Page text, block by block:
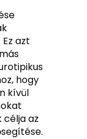
azt
hogy
kívül
célja az